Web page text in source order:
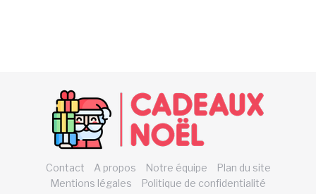
Contact A propos Notre équipe
Plan du site
Mentions légales
Politique de confidentialité